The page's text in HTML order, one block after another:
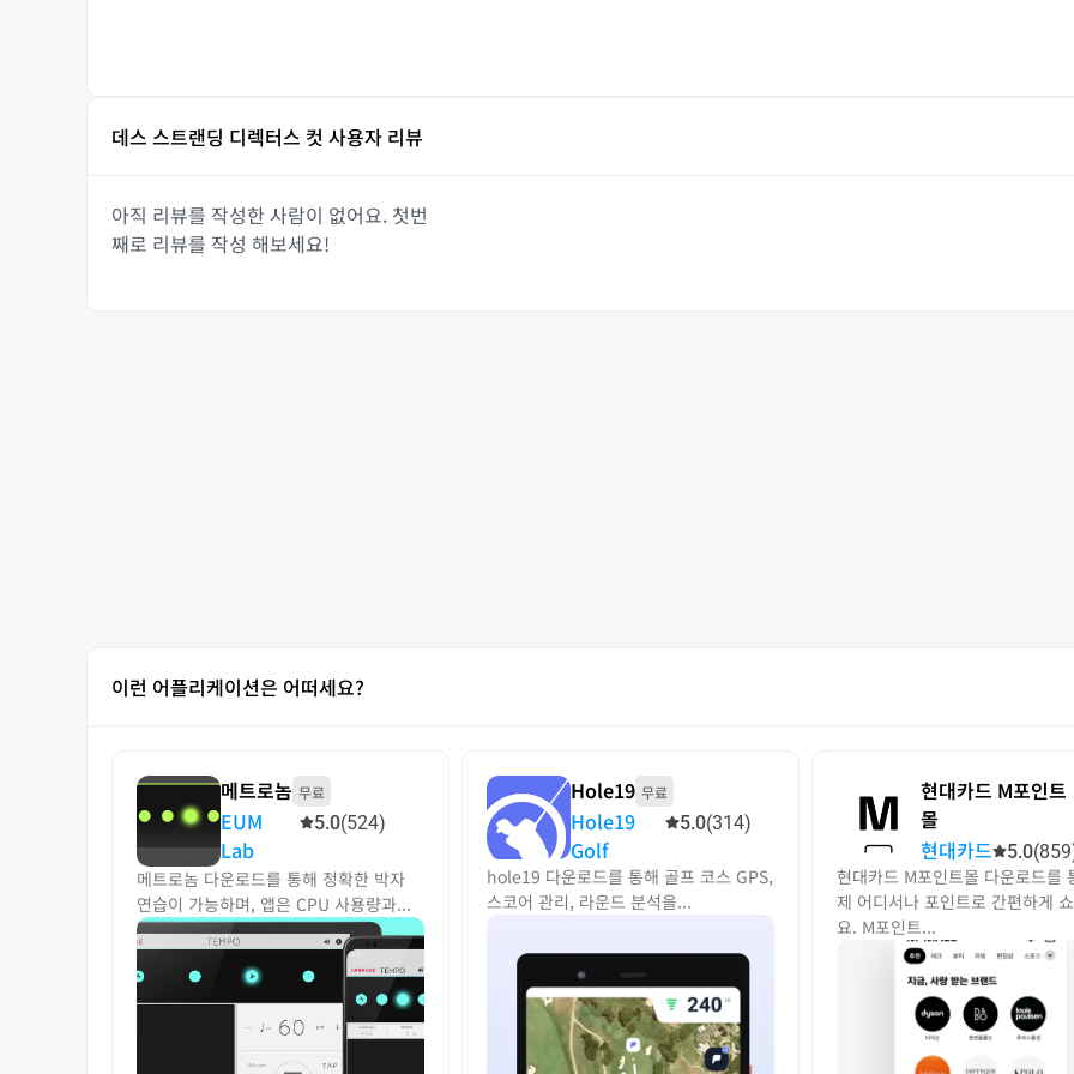
데스 스트랜딩 디렉터스 컷 사용자 리뷰
아직 리뷰를 작성한 사람이 없어요. 첫번
째로 리뷰를 작성 해보세요!
이런 어플리케이션은 어떠세요?
메트로놈 무료
EUM
Lab
5.0(524)
메트로놈 다운로드를 통해 정확한 박자
연습이 가능하며, 앱은 CPU 사용량과...
Hole19 무료
Hole19
Golf
5.0(314)
hole19 다운로드를 통해 골프 코스 GPS,
스코어 관리, 라운드 분석을...
현대카드 M포인트
몰
현대카드 5.0
현대카드 M포인트몰 다운로드를
제 어디서나 포인트로 간편하게
요. M포인트...